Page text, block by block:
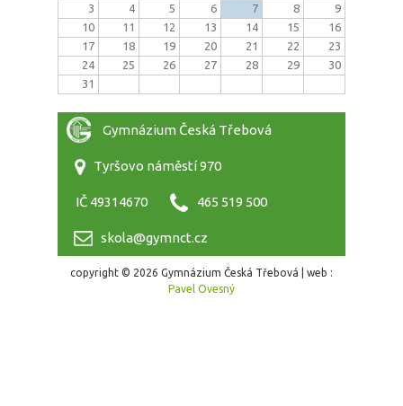
3
4 5 6 7 8
9
10
11 12 13 14 15
16
17
18 19 20 21 22
23
24
25 26 27 28 29
30
31
Gymnázium Česká Třebová
Tyršovo náměstí 970
IČ 49314670 465 519 500
skola@gymnct.cz
copyright © 2026 Gymnázium Česká Třebová | web :
Pavel Ovesný